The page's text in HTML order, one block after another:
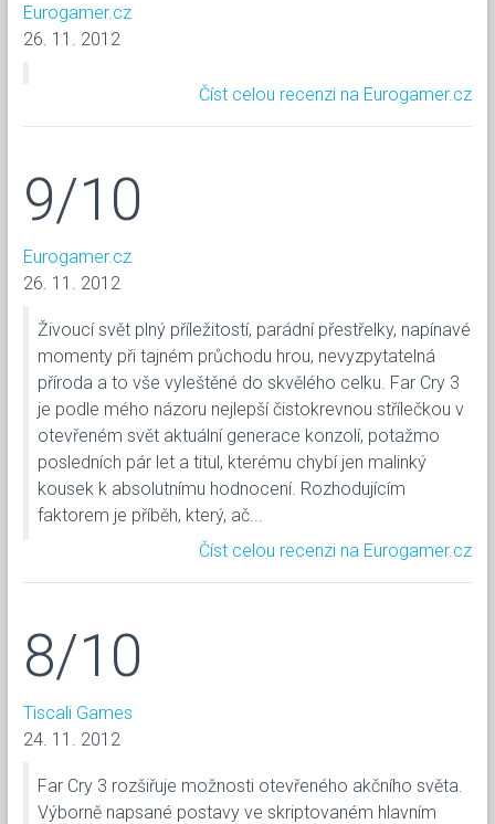
Eurogamer.cz
26. 11. 2012
Číst celou recenzi na Eurogamer.cz
9/10
Eurogamer.cz
26. 11. 2012
Živoucí svět plný příležitostí, parádní přestřelky, napínavé
momenty při tajném průchodu hrou, nevyzpytatelná
příroda a to vše vyleštěné do skvělého celku. Far Cry 3
je podle mého názoru nejlepší čistokrevnou střílečkou v
otevřeném svět aktuální generace konzolí, potažmo
posledních pár let a titul, kterému chybí jen malinký
kousek k absolutnímu hodnocení. Rozhodujícím
faktorem je příběh, který, ač...
Číst celou recenzi na Eurogamer.cz
8/10
Tiscali Games
24. 11. 2012
Far Cry 3 rozšiřuje možnosti otevřeného akčního světa.
Výborně napsané postavy ve skriptovaném hlavním